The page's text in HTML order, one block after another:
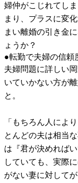
婦仲がこじれてし
まり、プラスに変
まい離婚の引き金
ょうか？
●転勤で夫婦の信頼
夫婦問題に詳しい
いていかない方が
と。
「もちろん人によ
とんどの夫は相当
は『君が決めれば
していても、実際
がない妻に対して